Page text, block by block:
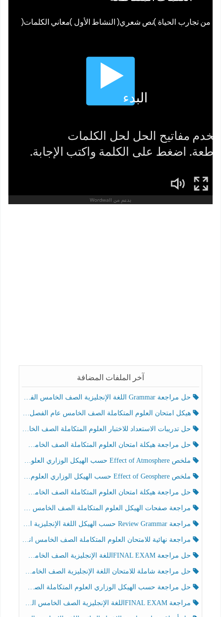
آخر الملفات المضافة
حل مراجعة Grammar اللغة الإنجليزية الصف الخامس الفصل الثالث
هيكل امتحان العلوم المتكاملة الصف الخامس عام الفصل الدراسي الثالث 2025-2026
حل تدريبات الاستعداد للاختبار العلوم المتكاملة الصف الخامس عام الفصل الثالث
حل مراجعة هيكلة امتحان العلوم المتكاملة الصف الخامس انسبير الفصل الثالث
ملخص Effect of Atmosphere حسب الهيكل الوزاري العلوم المتكاملة الصف الخامس انسبير الفصل الثالث
ملخص Effect of Geosphere حسب الهيكل الوزاري العلوم المتكاملة الصف الخامس انسبير الفصل الثالث
حل مراجعة هيكلة امتحان العلوم المتكاملة الصف الخامس عام الفصل الثالث
مراجعة صفحات الهيكل العلوم المتكاملة الصف الخامس انسبير الفصل الثالث
مراجعة Review Grammar حسب الهيكل اللغة الإنجليزية الصف الخامس الفصل الثالث
مراجعة نهائية للامتحان العلوم المتكاملة الصف الخامس انسبير الفصل الثالث
حل مراجعة FINAL EXAMاللغة الإنجليزية الصف الخامس الفصل الثالث
حل مراجعة شاملة للامتحان اللغة الإنجليزية الصف الخامس الفصل الثالث
حل مراجعة حسب الهيكل الوزاري العلوم المتكاملة الصف الخامس عام الفصل الثالث
مراجعة FINAL EXAMاللغة الإنجليزية الصف الخامس الفصل الثالث